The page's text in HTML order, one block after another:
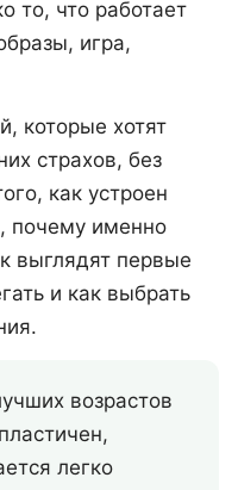
то, что работает
игра,
которые хотят
страхов, без
как устроен
почему именно
выглядят первые
и как выбрать
возрастов
легко